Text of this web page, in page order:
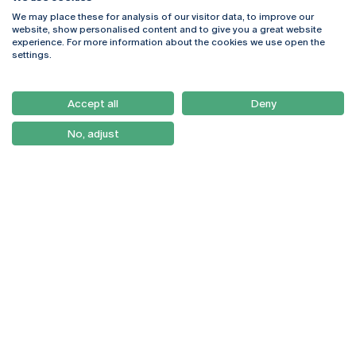
Rua Diogo Botelho 1327
4169-005 Porto
+351 226 196 240
Campus Online
Webmail
Como Chegar
Newsletter
We may place these for analysis of our visitor data, to improve our
website, show personalised content and to give you a great website
experience. For more information about the cookies we use open the
settings.
Accept all Deny
No, adjust